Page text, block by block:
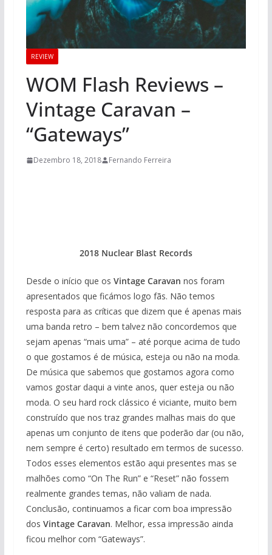
REVIEW
WOM Flash Reviews –
Vintage Caravan –
“Gateways”
Dezembro 18, 2018 Fernando Ferreira
2018 Nuclear Blast Records
Desde o início que os Vintage Caravan nos foram
apresentados que ficámos logo fãs. Não temos
resposta para as críticas que dizem que é apenas mais
uma banda retro – bem talvez não concordemos que
sejam apenas “mais uma” – até porque acima de tudo
o que gostamos é de música, esteja ou não na moda.
De música que sabemos que gostamos agora como
vamos gostar daqui a vinte anos, quer esteja ou não
moda. O seu hard rock clássico é viciante, muito bem
construído que nos traz grandes malhas mais do que
apenas um conjunto de itens que poderão dar (ou não,
nem sempre é certo) resultado em termos de sucesso.
Todos esses elementos estão aqui presentes mas se
malhões como “On The Run” e “Reset” não fossem
realmente grandes temas, não valiam de nada.
Conclusão, continuamos a ficar com boa impressão
dos Vintage Caravan. Melhor, essa impressão ainda
ficou melhor com “Gateways”.